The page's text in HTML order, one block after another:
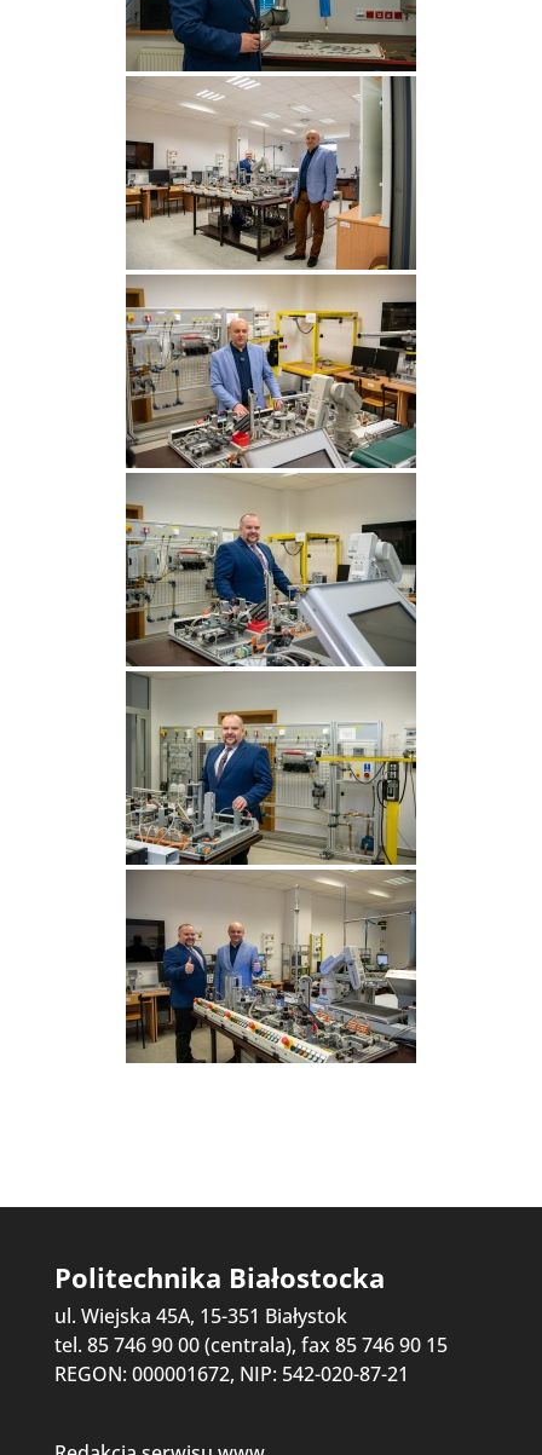
Politechnika Białostocka
ul. Wiejska 45A, 15-351 Białystok
tel. 85 746 90 00 (centrala), fax 85 746 90 15
REGON: 000001672, NIP: 542-020-87-21